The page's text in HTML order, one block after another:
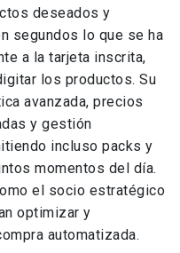
deseados y
segundos lo que se ha
a la tarjeta inscrita,
los productos. Su
avanzada, precios
y gestión
incluso packs y
momentos del día.
el socio estratégico
optimizar y
automatizada.